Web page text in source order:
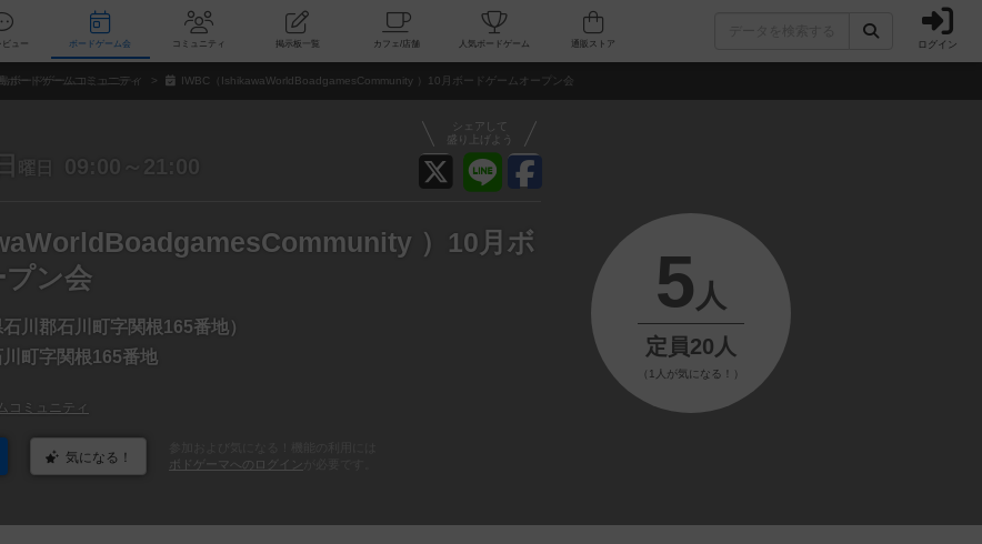
新着レビュー ボードゲーム会 コミュニティ 掲示板一覧 カフェ/店舗 人気ボードゲーム ログイン
ボードゲームコミュニティ IWBC（IshikawaWorldBoadgamesCommunity ）10月ボードゲームオープン会
シェアして
盛り上げよう
日 曜日 09:00～21:00
）10月ボ
プン会
川郡石川町字関根165番地）
町字関根165番地
コミュニティ
気になる！
ボドゲーマへのログイン
5 人
定員20人
（1人が気になる！）